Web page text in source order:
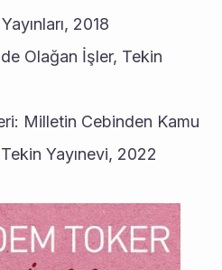
2018
Olağan İşler, Tekin
Milletin Cebinden Kamu
Yayınevi, 2022